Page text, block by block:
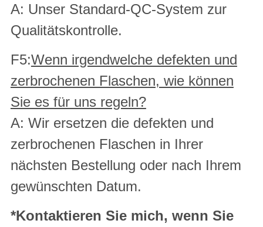
A: Unser Standard-QC-System zur
Qualitätskontrolle.
F5:Wenn irgendwelche defekten und
zerbrochenen Flaschen, wie können
Sie es für uns regeln?
A: Wir ersetzen die defekten und
zerbrochenen Flaschen in Ihrer
nächsten Bestellung oder nach Ihrem
gewünschten Datum.
*Kontaktieren Sie mich, wenn Sie